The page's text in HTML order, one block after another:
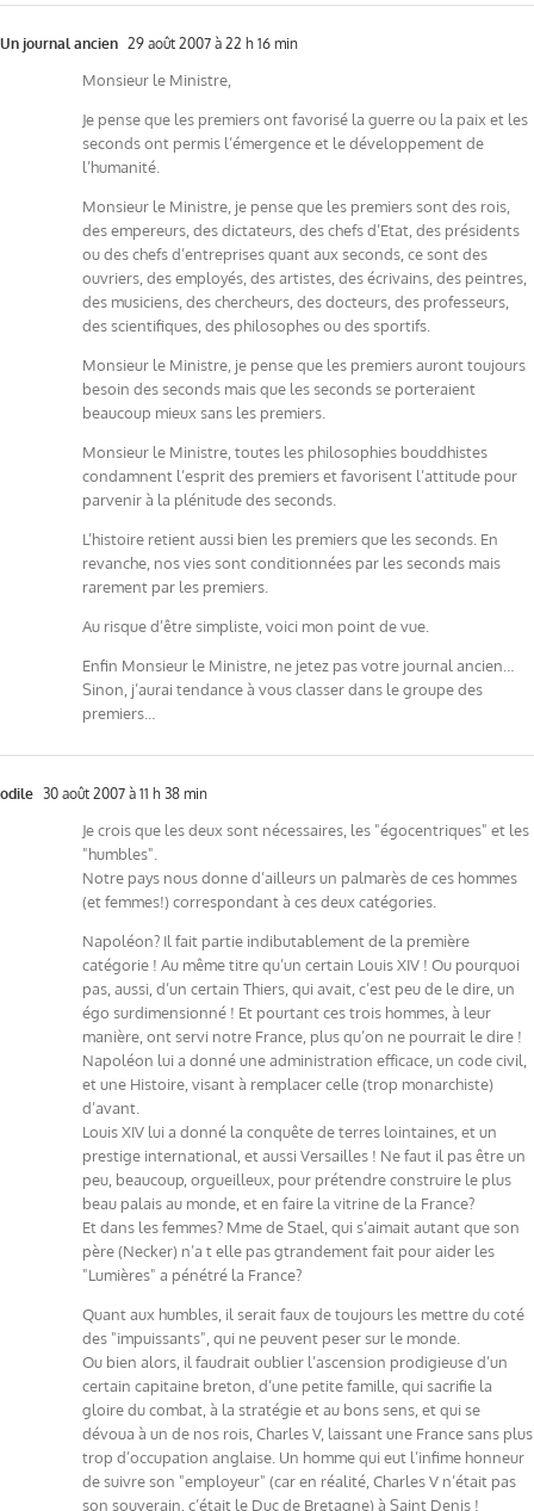
Un journal ancien 29 août 2007 à 22 h 16 min
Monsieur le Ministre,
Je pense que les premiers ont favorisé la guerre ou la paix et les
seconds ont permis l’émergence et le développement de
l’humanité.
Monsieur le Ministre, je pense que les premiers sont des rois,
des empereurs, des dictateurs, des chefs d’Etat, des présidents
ou des chefs d’entreprises quant aux seconds, ce sont des
ouvriers, des employés, des artistes, des écrivains, des peintres,
des musiciens, des chercheurs, des docteurs, des professeurs,
des scientifiques, des philosophes ou des sportifs.
Monsieur le Ministre, je pense que les premiers auront toujours
besoin des seconds mais que les seconds se porteraient
beaucoup mieux sans les premiers.
Monsieur le Ministre, toutes les philosophies bouddhistes
condamnent l’esprit des premiers et favorisent l’attitude pour
parvenir à la plénitude des seconds.
L’histoire retient aussi bien les premiers que les seconds. En
revanche, nos vies sont conditionnées par les seconds mais
rarement par les premiers.
Au risque d’être simpliste, voici mon point de vue.
Enfin Monsieur le Ministre, ne jetez pas votre journal ancien…
Sinon, j’aurai tendance à vous classer dans le groupe des
premiers…
odile 30 août 2007 à 11 h 38 min
Je crois que les deux sont nécessaires, les "égocentriques" et les
"humbles".
Notre pays nous donne d’ailleurs un palmarès de ces hommes
(et femmes!) correspondant à ces deux catégories.
Napoléon? Il fait partie indibutablement de la première
catégorie ! Au même titre qu’un certain Louis XIV ! Ou pourquoi
pas, aussi, d’un certain Thiers, qui avait, c’est peu de le dire, un
égo surdimensionné ! Et pourtant ces trois hommes, à leur
manière, ont servi notre France, plus qu’on ne pourrait le dire !
Napoléon lui a donné une administration efficace, un code civil,
et une Histoire, visant à remplacer celle (trop monarchiste)
d’avant.
Louis XIV lui a donné la conquête de terres lointaines, et un
prestige international, et aussi Versailles ! Ne faut il pas être un
peu, beaucoup, orgueilleux, pour prétendre construire le plus
beau palais au monde, et en faire la vitrine de la France?
Et dans les femmes? Mme de Stael, qui s’aimait autant que son
père (Necker) n’a t elle pas gtrandement fait pour aider les
"Lumières" a pénétré la France?
Quant aux humbles, il serait faux de toujours les mettre du coté
des "impuissants", qui ne peuvent peser sur le monde.
Ou bien alors, il faudrait oublier l’ascension prodigieuse d’un
certain capitaine breton, d’une petite famille, qui sacrifie la
gloire du combat, à la stratégie et au bons sens, et qui se
dévoua à un de nos rois, Charles V, laissant une France sans plus
trop d’occupation anglaise. Un homme qui eut l’infime honneur
de suivre son "employeur" (car en réalité, Charles V n’était pas
son souverain, c’était le Duc de Bretagne) à Saint Denis !